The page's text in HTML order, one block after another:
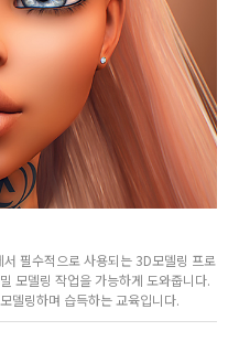
필수적으로 사용되는 3D모델링 프로
모델링 작업을 가능하게 도와줍니다.
델링하며 습득하는 교육입니다.